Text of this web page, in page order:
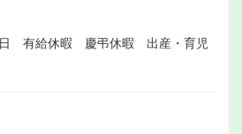
有給休暇 慶弔休暇 出産・育児